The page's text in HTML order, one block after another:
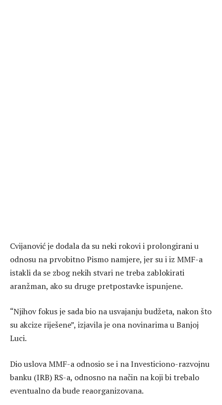
Cvijanović je dodala da su neki rokovi i prolongirani u
odnosu na prvobitno Pismo namjere, jer su i iz MMF-a
istakli da se zbog nekih stvari ne treba zablokirati
aranžman, ako su druge pretpostavke ispunjene.
“Njihov fokus je sada bio na usvajanju budžeta, nakon što
su akcize riješene”, izjavila je ona novinarima u Banjoj
Luci.
Dio uslova MMF-a odnosio se i na Investiciono-razvojnu
banku (IRB) RS-a, odnosno na način na koji bi trebalo
eventualno da bude reaorganizovana.